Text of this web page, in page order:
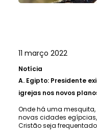
11 março 2022
Notícia
A. Egipto: Presidente
igrejas nos novos
Onde há uma
novas cidades
Cristão seja